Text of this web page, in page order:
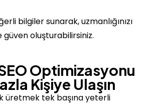
bilgiler sunarak, uzmanlığınızı
güven oluşturabilirsiniz.
Optimizasyonu
Kişiye Ulaşın
üretmek tek başına yeterli